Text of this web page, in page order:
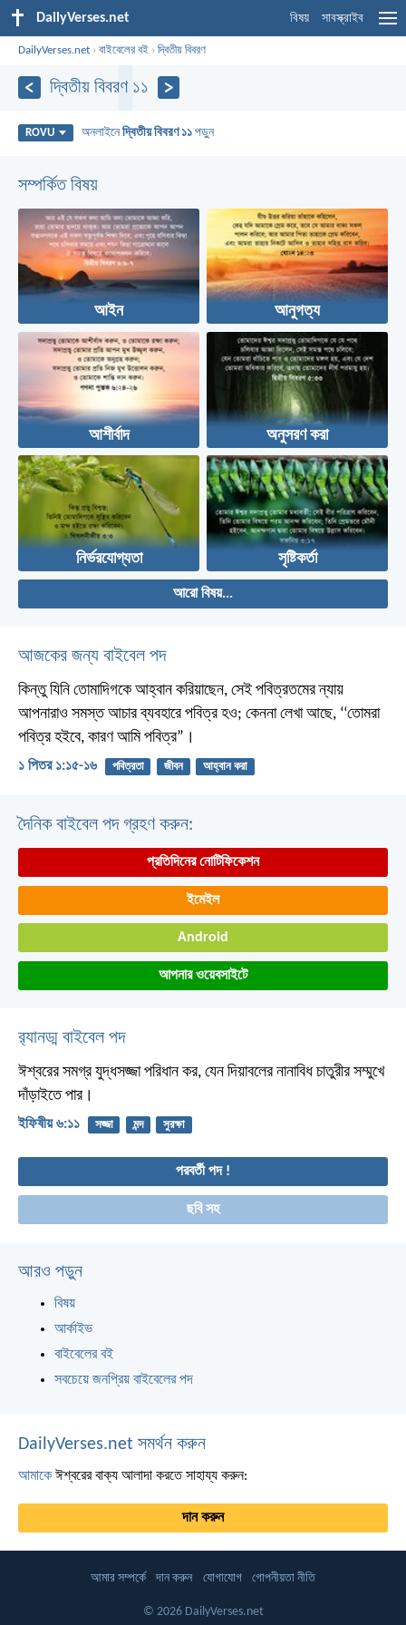
DailyVerses.net বিষয় সাবস্ক্রাইব
DailyVerses.net ›বাইবেলের বই ›দ্বিতীয় বিবরণ
দ্বিতীয় বিবরণ ১১
ROVU অনলাইনেদ্বিতীয় বিবরণ ১১ পড়ুন
সম্পর্কিত বিষয়
আইন আনুগত্য
আশীর্বাদ অনুসরণ করা
নির্ভরযোগ্যতা সৃষ্টিকর্তা
আরো বিষয়...
আজকের জন্য বাইবেল পদ
কিন্তু যিনি তোমাদিগকে আহ্বান করিয়াছেন, সেই পবিত্রতমের ন্যায়
আপনারাও সমস্ত আচার ব্যবহারে পবিত্র হও; কেননা লেখা আছে, ‘‘তোমরা
পবিত্র হইবে, কারণ আমি পবিত্র”।
১ পিতর ১:১৫-১৬ পবিত্রতা জীবন আহ্বান করা
দৈনিক বাইবেল পদ গ্রহণ করুন:
প্রতিদিনের নোটিফিকেশন
ইমেইল
Android
আপনার ওয়েবসাইটে
র‌্যানড্ম বাইবেল পদ
ঈশ্বরের সমগ্র যুদ্ধসজ্জা পরিধান কর, যেন দিয়াবলের নানাবিধ চাতুরীর সম্মুখে
দাঁড়াইতে পার।
ইফিষীয় ৬:১১ সজ্জা মন্দ সুরক্ষা
পরবর্তী পদ !
ছবি সহ
আরও পড়ুন
বিষয়
আর্কাইভ
বাইবেলের বই
সবচেয়ে জনপ্রিয় বাইবেলের পদ
DailyVerses.net সমর্থন করুন
আমাকে ঈশ্বরের বাক্য আলাদা করতে সাহায্য করুন:
দান করুন
আমার সম্পর্কে দান করুন যোগাযোগ গোপনীয়তা নীতি
© 2026 DailyVerses.net